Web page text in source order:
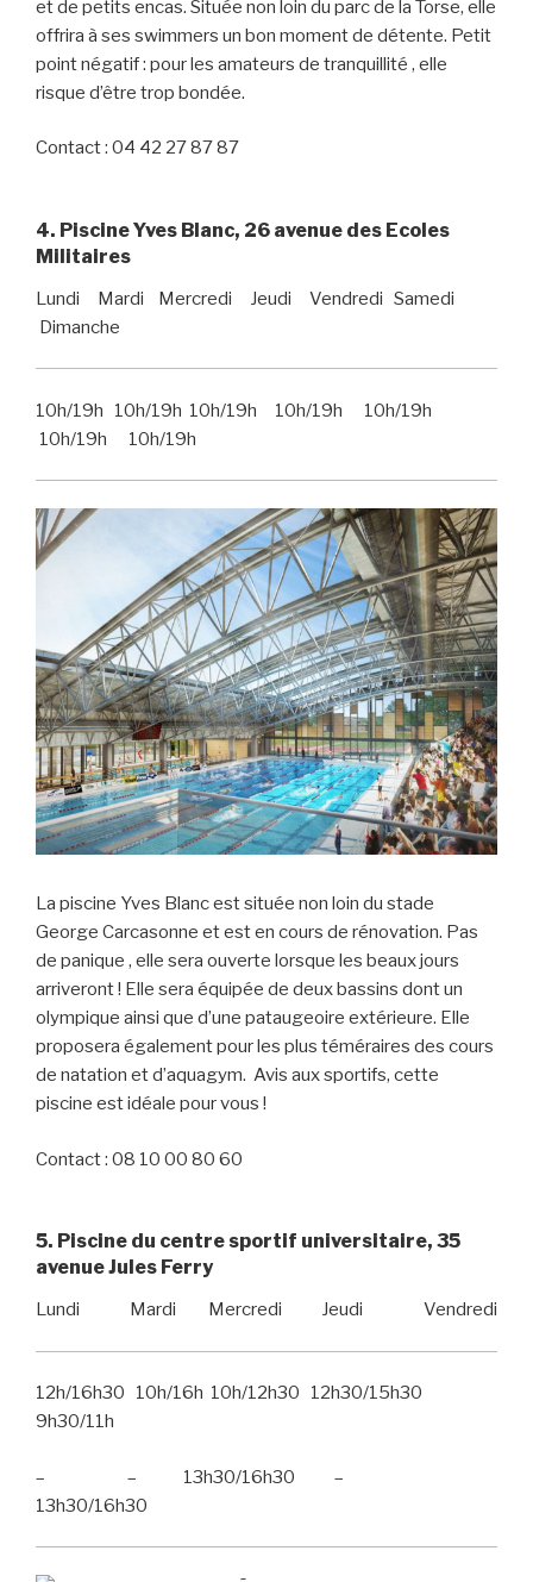
et de petits encas. Située non loin du parc de la Torse, elle
offrira à ses swimmers un bon moment de détente. Petit
point négatif : pour les amateurs de tranquillité , elle
risque d’être trop bondée.
Contact : 04 42 27 87 87
4. Piscine Yves Blanc, 26 avenue des Ecoles
Militaires
Lundi Mardi Mercredi Jeudi Vendredi Samedi
Dimanche
10h/19h 10h/19h 10h/19h 10h/19h 10h/19h
10h/19h 10h/19h
La piscine Yves Blanc est située non loin du stade
George Carcasonne et est en cours de rénovation. Pas
de panique , elle sera ouverte lorsque les beaux jours
arriveront ! Elle sera équipée de deux bassins dont un
olympique ainsi que d’une pataugeoire extérieure. Elle
proposera également pour les plus téméraires des cours
de natation et d’aquagym. Avis aux sportifs, cette
piscine est idéale pour vous !
Contact : 08 10 00 80 60
5. Piscine du centre sportif universitaire, 35
avenue Jules Ferry
Lundi Mardi Mercredi Jeudi Vendredi
12h/16h30 10h/16h 10h/12h30 12h30/15h30
9h30/11h
– – 13h30/16h30 –
13h30/16h30